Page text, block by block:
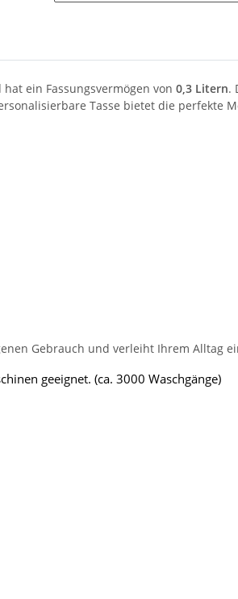
ein Fassungsvermögen von 0,3 Litern.
Tasse bietet die perfekte
Gebrauch und verleiht Ihrem Alltag
geeignet. (ca. 3000 Waschgänge)